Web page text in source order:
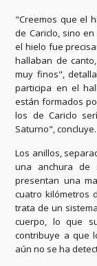
"Creemos que el
de Cariclo, sino
el hielo fue
hallaban de
muy finos",
participa en el
están formados
los de Cariclo
Saturno", concluye.
Los anillos,
una anchura de
presentan una
cuatro kilómetros
trata de un
cuerpo, lo que
contribuye a que
aún no se ha